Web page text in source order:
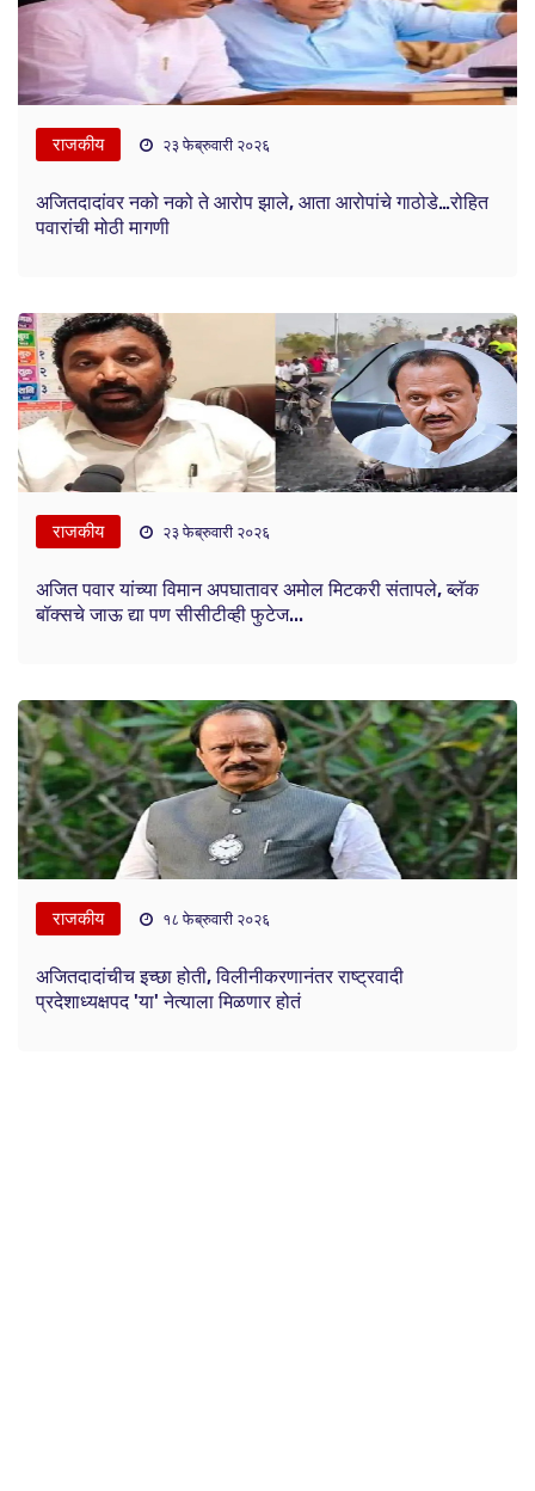
राजकीय २३ फेब्रुवारी २०२६
अजितदादांवर नको नको ते आरोप झाले, आता आरोपांचे गाठोडे…रोहित
पवारांची मोठी मागणी
राजकीय २३ फेब्रुवारी २०२६
अजित पवार यांच्या विमान अपघातावर अमोल मिटकरी संतापले, ब्लॅक
बॉक्सचे जाऊ द्या पण सीसीटीव्ही फुटेज...
राजकीय १८ फेब्रुवारी २०२६
अजितदादांचीच इच्छा होती, विलीनीकरणानंतर राष्ट्रवादी
प्रदेशाध्यक्षपद 'या' नेत्याला मिळणार होतं